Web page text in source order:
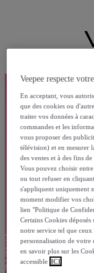
Veepee respecte
En acceptant, vous
que des cookies ou
traiter vos données à
commandes et les
vous proposer des
télévision) et en mesurer
des ventes et à des fins
Vous pouvez choisir
ou tout refuser en
s'appliquent uniquement
moment modifier vos
lien "Politique de
Certains Cookies
notre service tel que
personnalisation de votre
en savoir plus sur les
accessible ICI